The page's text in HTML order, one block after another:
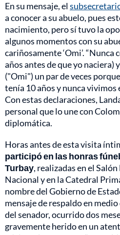
En su mensaje, el
a conocer a su abuelo, pues
nacimiento, pero sí tuvo la
algunos momentos con su
cariñosamente ‘Omi’.
años antes de que yo naciera)
("Omi") un par de veces
tenía 10 años y nunca vivimos
Con estas declaraciones,
personal que lo une con
diplomática.
Horas antes de esta visita
participó en las honras
Turbay, realizadas en el
Nacional y en la Catedral
nombre del Gobierno de
mensaje de respaldo en
del senador, ocurrido dos
gravemente herido en un